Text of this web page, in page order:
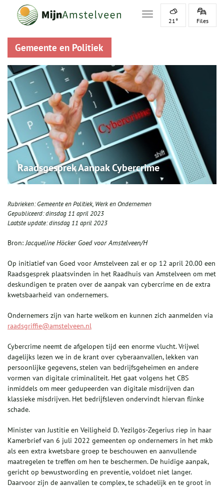
Toggle navigation
21° Files
Gemeente en Politiek
Raadsgesprek Aanpak Cybercrime
Rubrieken:Gemeente en Politiek, Werk en Ondernemen
Gepubliceerd:dinsdag 11 april 2023
Laatste update:dinsdag 11 april 2023
Bron:Jacqueline Höcker Goed voor Amstelveen/H
Op initiatief van Goed voor Amstelveen zal er op 12 april 20.00 een
Raadsgesprek plaatsvinden in het Raadhuis van Amstelveen om met
deskundigen te praten over de aanpak van cybercrime en de extra
kwetsbaarheid van ondernemers.
Ondernemers zijn van harte welkom en kunnen zich aanmelden via
raadsgriffie@amstelveen.nl
Cybercrime neemt de afgelopen tijd een enorme vlucht. Vrijwel
dagelijks lezen we in de krant over cyberaanvallen, lekken van
persoonlijke gegevens, stelen van bedrijfsgeheimen en andere
vormen van digitale criminaliteit. Het gaat volgens het CBS
inmiddels om meer gedupeerden van digitale misdrijven dan
klassieke misdrijven. Het bedrijfsleven ondervindt hiervan flinke
schade.
Minister van Justitie en Veiligheid D. Yezilgös-Zegerius riep in haar
Kamerbrief van 6 juli 2022 gemeenten op ondernemers in het mkb
als een extra kwetsbare groep te beschouwen en aanvullende
maatregelen te treffen om hen te beschermen. De huidige aanpak,
gericht op bewustwording en preventie, voldoet niet langer.
Daarvoor zijn de aanvallen te complex, te schadelijk en te groot in